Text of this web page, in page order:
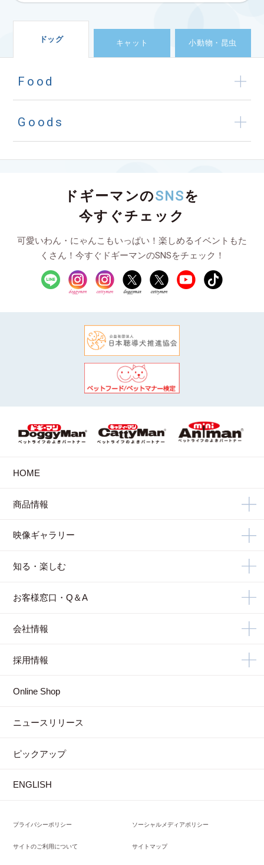
ドッグ キャット 小動物・昆虫
Food
Goods
ドギーマンのSNSを
今すぐチェック
可愛いわん・にゃんこもいっぱい！楽しめるイベントもた
くさん！今すぐドギーマンのSNSをチェック！
HOME
商品情報
映像ギャラリー
知る・楽しむ
お客様窓口・Q＆A
会社情報
採用情報
Online Shop
ニュースリリース
ピックアップ
ENGLISH
プライバシーポリシー ソーシャルメディアポリシー
サイトのご利用について サイトマップ